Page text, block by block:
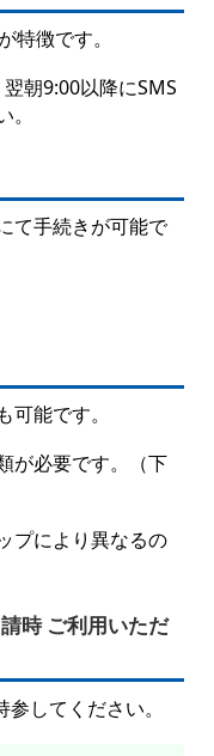
特徴です。
朝9:00以降にSMS
て手続きが可能で
能です。
が必要です。（下
プにより異なるの
時 ご利用いただ
してください。